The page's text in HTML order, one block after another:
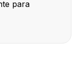
para